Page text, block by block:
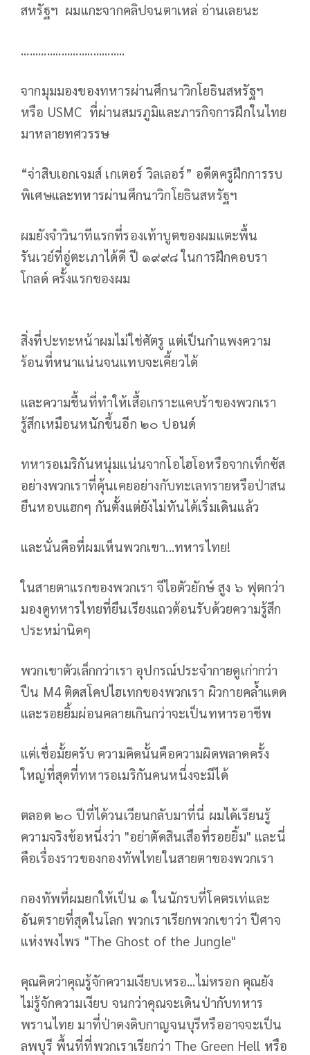
สหรัฐฯ ผมแกะจากคลิปจนตาเหล่ อ่านเลยนะ
....................................
จากมุมมองของทหารผ่านศึกนาวิกโยธินสหรัฐฯ
หรือ USMC ที่ผ่านสมรภูมิและภารกิจการฝึกในไทย
มาหลายทศวรรษ
“จ่าสิบเอกเจมส์ เกเตอร์ วิลเลอร์” อดีตครูฝึกการรบ
พิเศษและทหารผ่านศึกนาวิกโยธินสหรัฐฯ
ผมยังจำวินาทีแรกที่รองเท้าบูตของผมแตะพื้น
รันเวย์ที่อู่ตะเภาได้ดี ปี ๑๙๙๘ ในการฝึกคอบรา
โกลด์ ครั้งแรกของผม
สิ่งที่ปะทะหน้าผมไม่ใช่ศัตรู แต่เป็นกำแพงความ
ร้อนที่หนาแน่นจนแทบจะเคี้ยวได้
และความชื้นที่ทำให้เสื้อเกราะแคบร้าของพวกเรา
รู้สึกเหมือนหนักขึ้นอีก ๒๐ ปอนด์
ทหารอเมริกันหนุ่มแน่นจากโอไฮโอหรือจากเท็กซัส
อย่างพวกเราที่คุ้นเคยอย่างกับทะเลทรายหรือป่าสน
ยืนหอบแฮกๆ กันตั้งแต่ยังไม่ทันได้เริ่มเดินแล้ว
และนั่นคือที่ผมเห็นพวกเขา...ทหารไทย!
ในสายตาแรกของพวกเรา จีไอตัวยักษ์ สูง ๖ ฟุตกว่า
มองดูทหารไทยที่ยืนเรียงแถวต้อนรับด้วยความรู้สึก
ประหม่านิดๆ
พวกเขาตัวเล็กกว่าเรา อุปกรณ์ประจำกายดูเก่ากว่า
ปืน M4 ติดสโคปไฮเทกของพวกเรา ผิวกายคล้ำแดด
และรอยยิ้มผ่อนคลายเกินกว่าจะเป็นทหารอาชีพ
แต่เชื่อมั้ยครับ ความคิดนั้นคือความผิดพลาดครั้ง
ใหญ่ที่สุดที่ทหารอเมริกันคนหนึ่งจะมีได้
ตลอด ๒๐ ปีที่ได้วนเวียนกลับมาที่นี่ ผมได้เรียนรู้
ความจริงข้อหนึ่งว่า "อย่าตัดสินเสือที่รอยยิ้ม" และนี่
คือเรื่องราวของกองทัพไทยในสายตาของพวกเรา
กองทัพที่ผมยกให้เป็น ๑ ในนักรบที่โคตรเท่และ
อันตรายที่สุดในโลก พวกเราเรียกพวกเขาว่า ปีศาจ
แห่งพงไพร "The Ghost of the Jungle"
คุณคิดว่าคุณรู้จักความเงียบเหรอ...ไม่หรอก คุณยัง
ไม่รู้จักความเงียบ จนกว่าคุณจะเดินป่ากับทหาร
พรานไทย มาที่ป่าดงดิบกาญจนบุรีหรืออาจจะเป็น
ลพบุรี พื้นที่ที่พวกเราเรียกว่า The Green Hell หรือ